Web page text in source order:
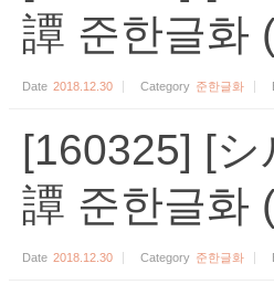
譚 준한글화
Date 2018.12.30 Category 준한글화
[160325] [
譚 준한글화
Date 2018.12.30 Category 준한글화